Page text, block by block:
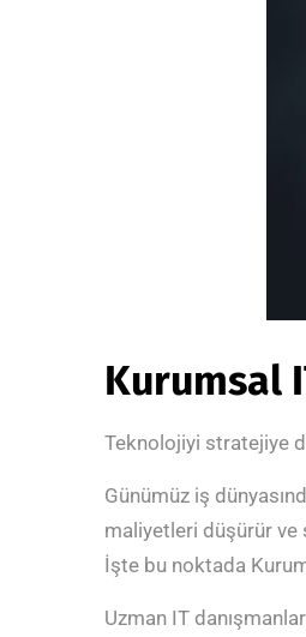
Kurumsal
Teknolojiyi stratejiye
Günümüz iş
maliyetleri düşürür ve
İşte bu noktada
Uzman IT